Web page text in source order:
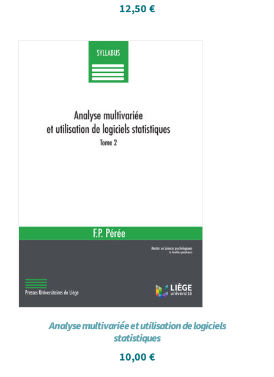
12,50 €
Analyse multivariée et utilisation de logiciels
statistiques
10,00 €